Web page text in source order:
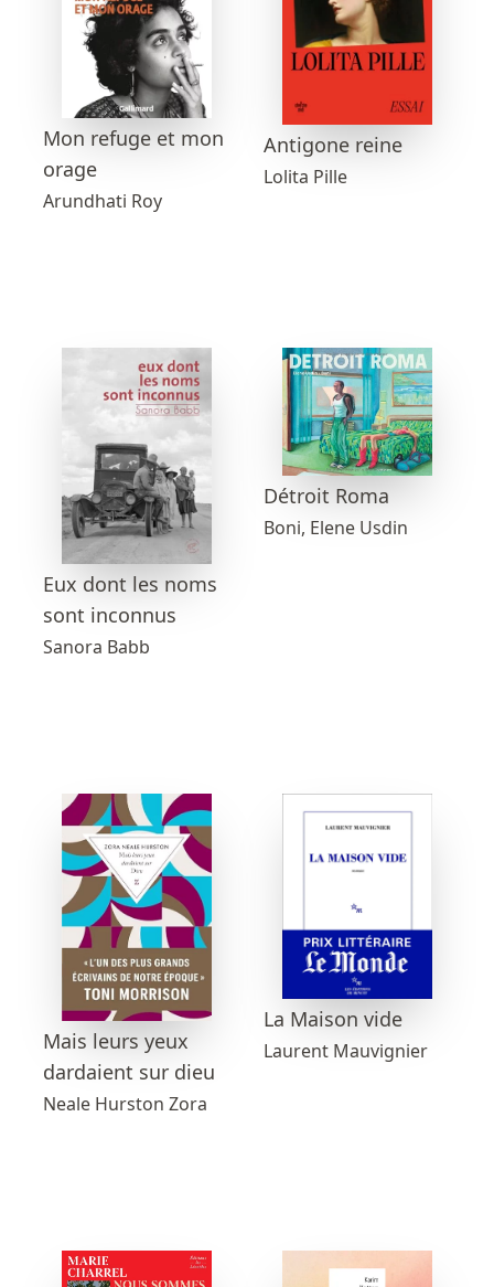
Mon refuge et mon
orage
Arundhati Roy
Antigone reine
Lolita Pille
Eux dont les noms
sont inconnus
Sanora Babb
Détroit Roma
Boni, Elene Usdin
Mais leurs yeux
dardaient sur dieu
Neale Hurston Zora
La Maison vide
Laurent Mauvignier